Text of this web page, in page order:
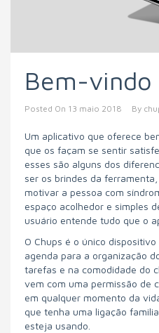
Bem-vindo
Posted On 13 maio 2018 By
Um aplicativo que oferece
que os façam se sentir
esses são alguns dos
ser os brindes da
motivar a pessoa com
espaço acolhedor e simples
usuário entende tudo que o
O Chups é o único
agenda para a organização
tarefas e na comodidade do
vem com uma permissão de
em qualquer momento da
que tenha uma ligação
esteja usando.